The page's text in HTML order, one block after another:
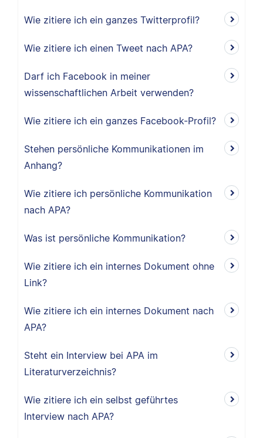
Wie zitiere ich ein ganzes Twitterprofil?
Wie zitiere ich einen Tweet nach APA?
Darf ich Facebook in meiner
wissenschaftlichen Arbeit verwenden?
Wie zitiere ich ein ganzes Facebook-Profil?
Stehen persönliche Kommunikationen im
Anhang?
Wie zitiere ich persönliche Kommunikation
nach APA?
Was ist persönliche Kommunikation?
Wie zitiere ich ein internes Dokument ohne
Link?
Wie zitiere ich ein internes Dokument nach
APA?
Steht ein Interview bei APA im
Literaturverzeichnis?
Wie zitiere ich ein selbst geführtes
Interview nach APA?